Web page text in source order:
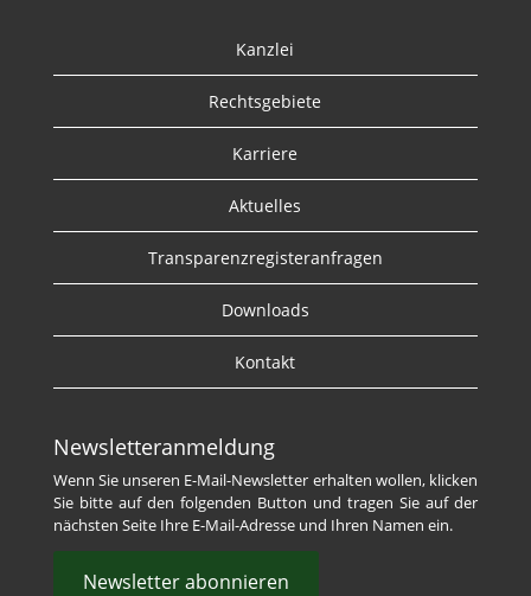
Kanzlei
Rechtsgebiete
Karriere
Aktuelles
Transparenzregisteranfragen
Downloads
Kontakt
Newsletteranmeldung
Wenn Sie unseren E-Mail-Newsletter erhalten wollen, klicken
Sie bitte auf den folgenden Button und tragen Sie auf der
nächsten Seite Ihre E-Mail-Adresse und Ihren Namen ein.
Newsletter abonnieren